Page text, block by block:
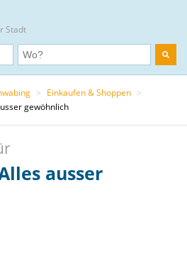
Stadt
> Einkaufen & Shoppen >
gewöhnlich
ausser